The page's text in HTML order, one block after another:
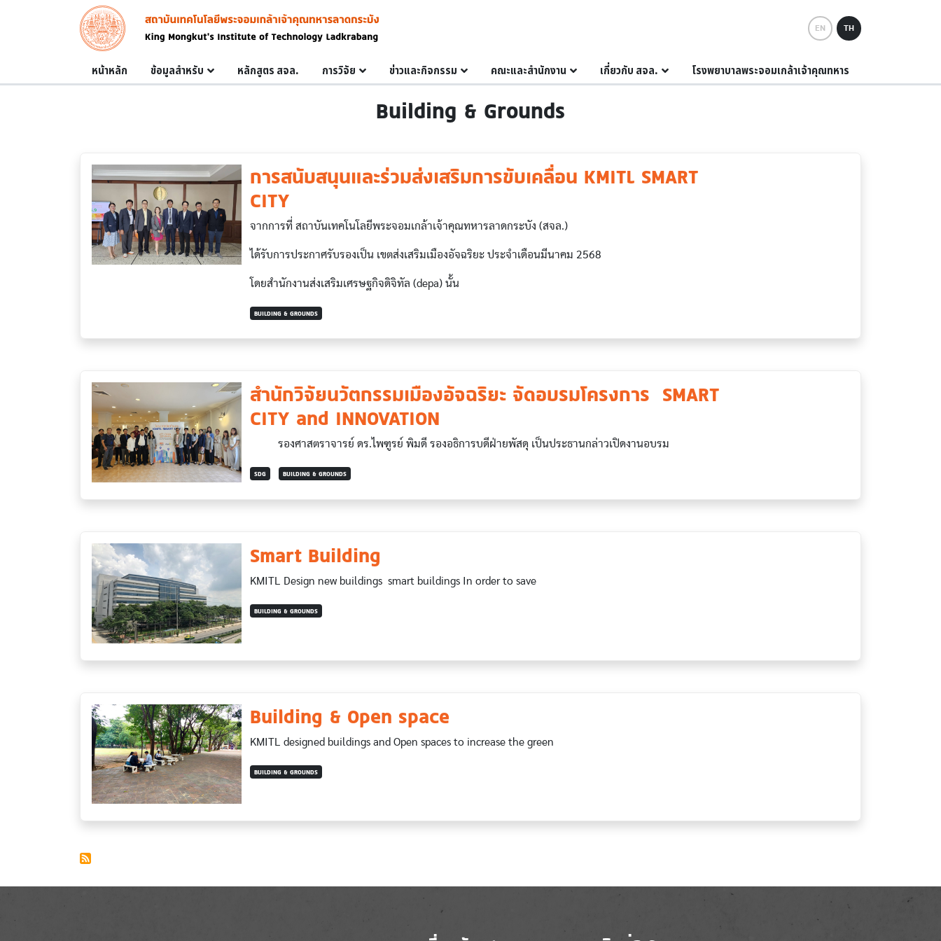
Skip to main content
Image
EN TH
Main navigation
หน้าหลัก ข้อมูลสำหรับ หลักสูตร สจล. การวิจัย ข่าวและกิจกรรม คณะและสำนักงาน เกี่ยวกับ สจล. โรงพยาบาลพระจอมเกล้าเจ้าคุณทหาร
Building & Grounds
การสนับสนุนและร่วมส่งเสริมการขับเคลื่อน KMITL SMART
CITY
จากการที่ สถาบันเทคโนโลยีพระจอมเกล้าเจ้าคุณทหารลาดกระบัง (สจล.)
ได้รับการประกาศรับรองเป็น เขตส่งเสริมเมืองอัจฉริยะ ประจำเดือนมีนาคม 2568
โดยสำนักงานส่งเสริมเศรษฐกิจดิจิทัล (depa) นั้น
BUILDING & GROUNDS
สำนักวิจัยนวัตกรรมเมืองอัจฉริยะ จัดอบรมโครงการ SMART
CITY and INNOVATION
รองศาสตราจารย์ ดร.ไพฑูรย์ พิมดี รองอธิการบดีฝ่ายพัสดุ เป็นประธานกล่าวเปิดงานอบรม
SDG BUILDING & GROUNDS
Smart Building
KMITL Design new buildings smart buildings In order to save
BUILDING & GROUNDS
Building & Open space
KMITL designed buildings and Open spaces to increase the green
BUILDING & GROUNDS